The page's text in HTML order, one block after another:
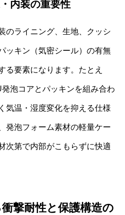
内装の重要性
のライニング、生地、クッシ
ッキン（気密シール）の有無
る要素になります。たとえ
泡コアとパッキンを組み合わ
気温・湿度変化を抑える仕様
発泡フォーム素材の軽量ケー
次第で内部がこもらずに快適
撃耐性と保護構造の